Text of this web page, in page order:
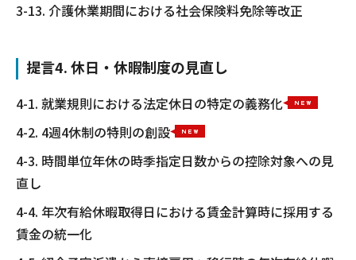
3-13. 介護休業期間における社会保険料免除等改正
提言4. 休日・休暇制度の見直し
4-1. 就業規則における法定休日の特定の義務化
4-2. 4週4休制の特則の創設
4-3. 時間単位年休の時季指定日数からの控除対象への見
直し
4-4. 年次有給休暇取得日における賃金計算時に採用する
賃金の統一化